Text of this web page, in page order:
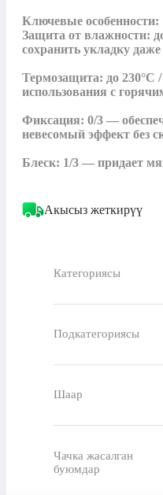
Ключевые особенности:
Защита от влажности:
сохранить укладку
Термозащита: до 230°C
использования с
Фиксация: 0/3 —
невесомый эффект без
Блеск: 1/3 — придает
Акысыз жеткирүү
Категориясы
Подкатегориясы
Шаар
Чачка жасалган
буюмдар